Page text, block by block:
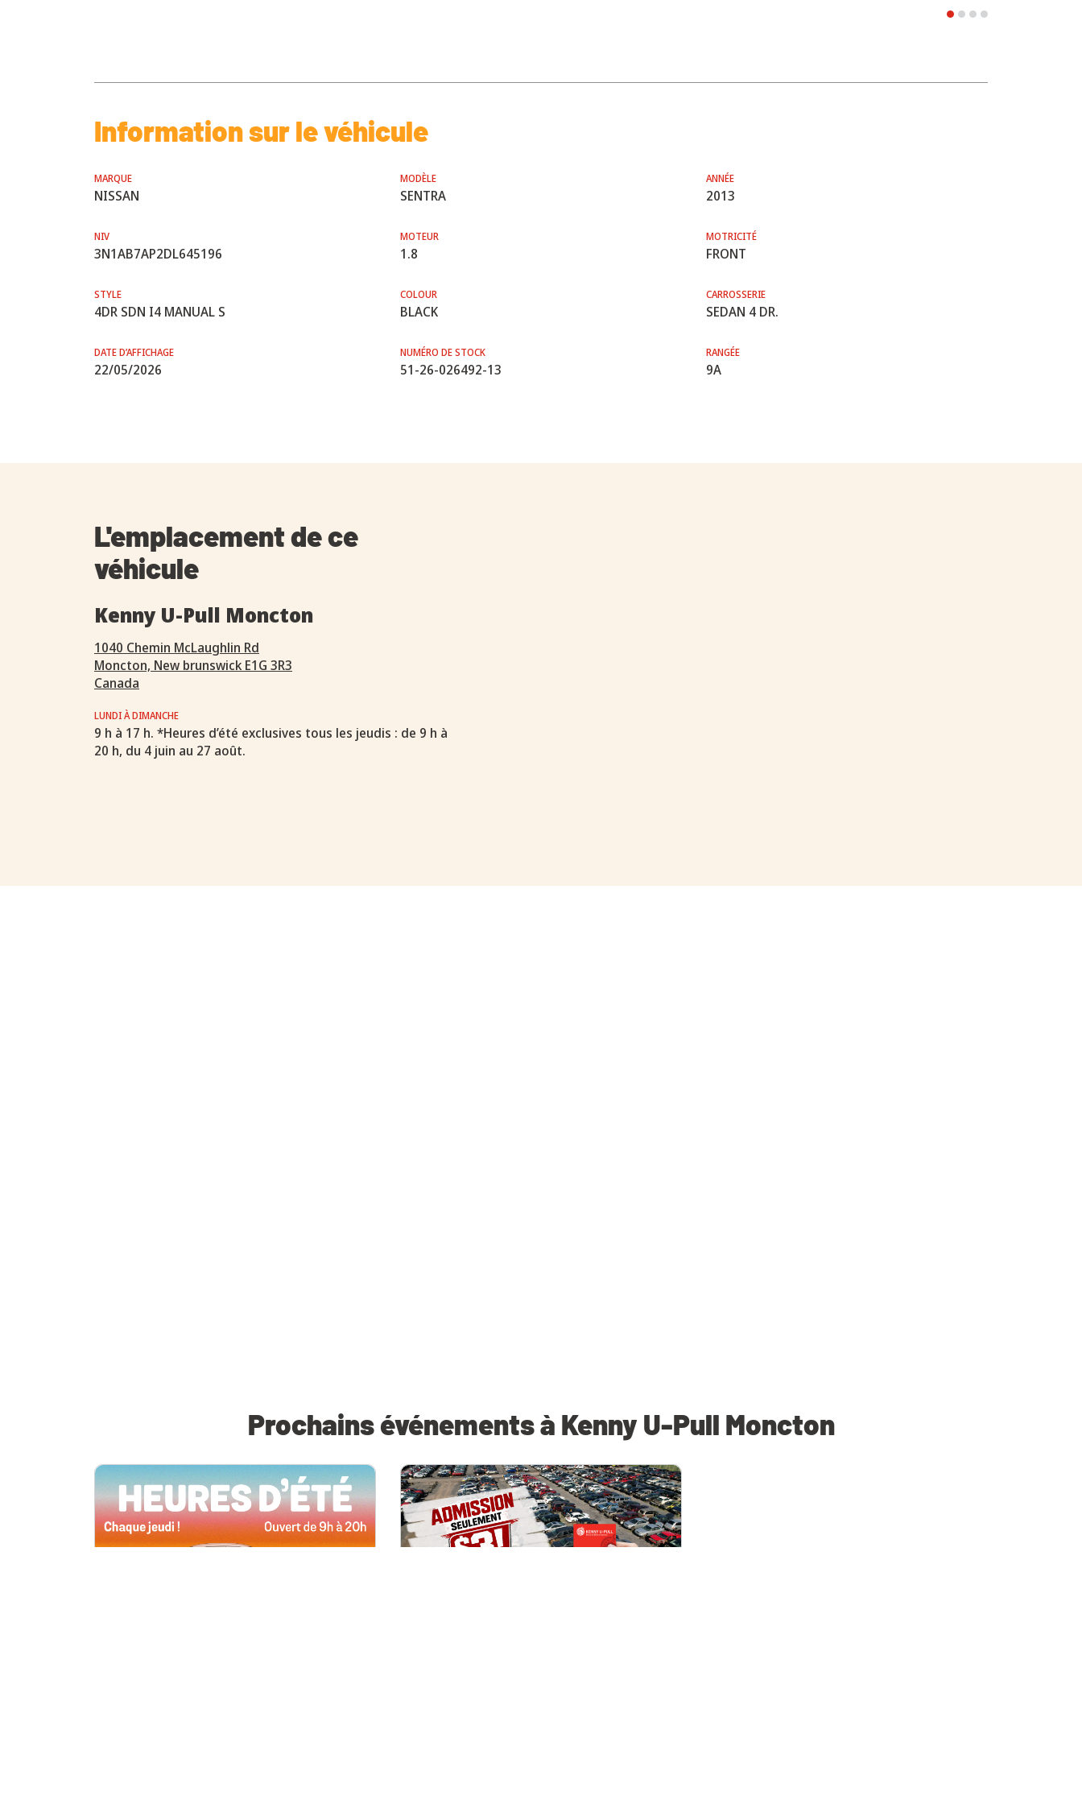
Information sur le véhicule
MARQUE
NISSAN
MODÈLE
SENTRA
ANNÉE
2013
NIV
3N1AB7AP2DL645196
MOTEUR
1.8
MOTRICITÉ
FRONT
STYLE
4DR SDN I4 MANUAL S
COLOUR
BLACK
CARROSSERIE
SEDAN 4 DR.
DATE D’AFFICHAGE
22/05/2026
NUMÉRO DE STOCK
51-26-026492-13
RANGÉE
9A
L'emplacement de ce
véhicule
Kenny U-Pull Moncton
1040 Chemin McLaughlin Rd
Moncton, New brunswick E1G 3R3
Canada
LUNDI À DIMANCHE
9 h à 17 h. *Heures d’été exclusives tous les jeudis : de 9 h à
20 h, du 4 juin au 27 août.
Prochains événements à Kenny U-Pull Moncton